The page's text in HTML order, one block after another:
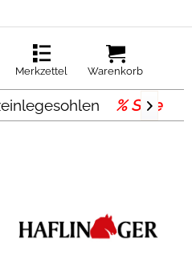
Merkzettel Warenkorb
% Sale
